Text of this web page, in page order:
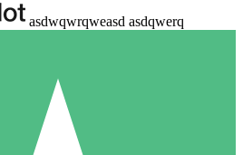
asdwqwrqweasd asdqwerq